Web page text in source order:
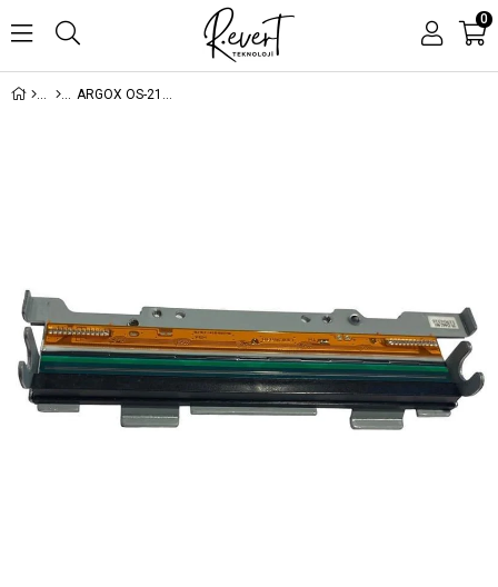
0
ARGOX OS-214EX TERMAL KAFA